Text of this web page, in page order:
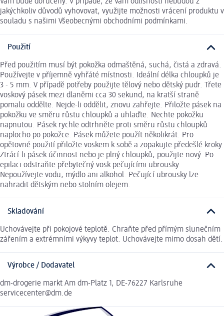
jakýchkoliv důvodů vyhovovat, využijte možnosti vrácení produktu v
souladu s našimi Všeobecnými obchodními podmínkami.
Použití
Před použitím musí být pokožka odmaštěná, suchá, čistá a zdravá.
Používejte v příjemně vyhřáté místnosti. Ideální délka chloupků je
3 - 5 mm. V případě potřeby použijte tělový nebo dětský pudr. Třete
voskový pásek mezi dlaněmi cca 30 sekund, na kratší straně
pomalu oddělte. Nejde-li oddělit, znovu zahřejte. Přiložte pásek na
pokožku ve směru růstu chloupků a uhlaďte. Nechte pokožku
napnutou. Pásek rychle odtrhněte proti směru růstu chloupků
naplocho po pokožce. Pásek můžete použít několikrát. Pro
opětovné použití přiložte voskem k sobě a zopakujte předešlé kroky.
Ztrácí-li pásek účinnost nebo je plný chloupků, použijte nový. Po
epilaci odstraňte přebytečný vosk pečujícími ubrousky.
Nepoužívejte vodu, mýdlo ani alkohol. Pečující ubrousky lze
nahradit dětským nebo stolním olejem.
Skladování
Uchovávejte při pokojové teplotě. Chraňte před přímým slunečním
zářením a extrémními výkyvy teplot. Uchovávejte mimo dosah dětí.
Výrobce / Dodavatel
dm-drogerie markt Am dm-Platz 1, DE-76227 Karlsruhe
servicecenter@dm.de